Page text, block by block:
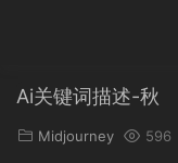
Ai关键词描述-秋
Midjourney 596